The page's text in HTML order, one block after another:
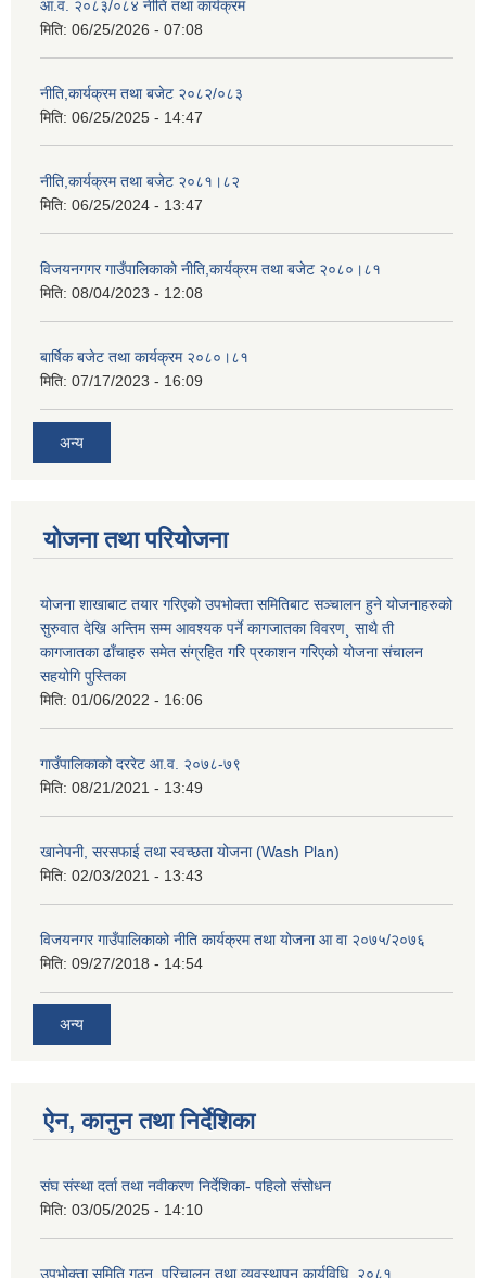
आ.व. २०८३/०८४ नीति तथा कार्यक्रम
मिति: 06/25/2026 - 07:08
नीति,कार्यक्रम तथा बजेट २०८२/०८३
मिति: 06/25/2025 - 14:47
नीति,कार्यक्रम तथा बजेट २०८१।८२
मिति: 06/25/2024 - 13:47
विजयनगगर गाउँपालिकाको नीति,कार्यक्रम तथा बजेट २०८०।८१
मिति: 08/04/2023 - 12:08
बार्षिक बजेट तथा कार्यक्रम २०८०।८१
मिति: 07/17/2023 - 16:09
अन्य
योजना तथा परियोजना
योजना शाखाबाट तयार गरिएको उपभोक्ता समितिबाट सञ्चालन हुने योजनाहरुको
सुरुवात देखि अन्तिम सम्म आवश्यक पर्ने कागजातका विवरण¸ साथै ती
कागजातका ढाँचाहरु समेत संग्रहित गरि प्रकाशन गरिएको योजना संचालन
सहयोगि पुस्तिका
मिति: 01/06/2022 - 16:06
गाउँपालिकाको दररेट आ.व. २०७८-७९
मिति: 08/21/2021 - 13:49
खानेपनी, सरसफाई तथा स्वच्छता योजना (Wash Plan)
मिति: 02/03/2021 - 13:43
विजयनगर गाउँपालिकाको नीति कार्यक्रम तथा योजना आ वा २०७५/२०७६
मिति: 09/27/2018 - 14:54
अन्य
ऐन, कानुन तथा निर्देशिका
संघ संस्था दर्ता तथा नवीकरण निर्देशिका- पहिलो संसोधन
मिति: 03/05/2025 - 14:10
उपभोक्ता समिति गठन, परिचालन तथा व्यवस्थापन कार्यविधि, २०८१